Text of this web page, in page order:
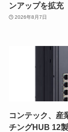
ンアップを拡充
2026年8月7日
コンテック、産
チングHUB 12